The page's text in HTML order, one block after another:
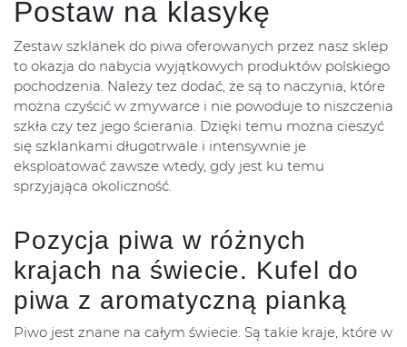
Postaw na klasykę
Zestaw szklanek do piwa oferowanych przez nasz sklep
to okazja do nabycia wyjątkowych produktów polskiego
pochodzenia. Należy tez dodać, że są to naczynia, które
można czyścić w zmywarce i nie powoduje to niszczenia
szkła czy tez jego ścierania. Dzięki temu można cieszyć
się szklankami długotrwale i intensywnie je
eksploatować zawsze wtedy, gdy jest ku temu
sprzyjająca okoliczność.
Pozycja piwa w różnych
krajach na świecie. Kufel do
piwa z aromatyczną pianką
Piwo jest znane na całym świecie. Są takie kraje, które w